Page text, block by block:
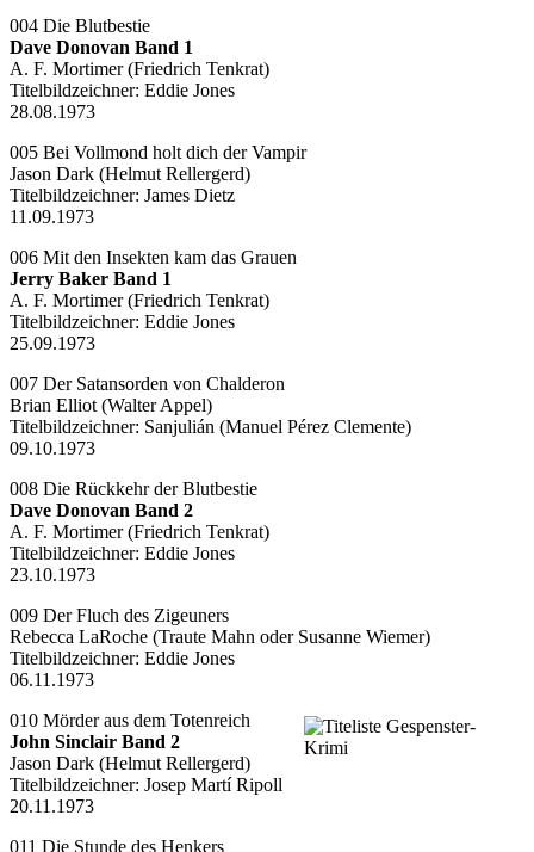
004 Die Blutbestie
Dave Donovan Band 1
A. F. Mortimer (Friedrich Tenkrat)
Titelbildzeichner: Eddie Jones
28.08.1973
005 Bei Vollmond holt dich der Vampir
Jason Dark (Helmut Rellergerd)
Titelbildzeichner: James Dietz
11.09.1973
006 Mit den Insekten kam das Grauen
Jerry Baker Band 1
A. F. Mortimer (Friedrich Tenkrat)
Titelbildzeichner: Eddie Jones
25.09.1973
007 Der Satansorden von Chalderon
Brian Elliot (Walter Appel)
Titelbildzeichner: Sanjulián (Manuel Pérez Clemente)
09.10.1973
008 Die Rückkehr der Blutbestie
Dave Donovan Band 2
A. F. Mortimer (Friedrich Tenkrat)
Titelbildzeichner: Eddie Jones
23.10.1973
009 Der Fluch des Zigeuners
Rebecca LaRoche (Traute Mahn oder Susanne Wiemer)
Titelbildzeichner: Eddie Jones
06.11.1973
010 Mörder aus dem Totenreich
John Sinclair Band 2
Jason Dark (Helmut Rellergerd)
Titelbildzeichner: Josep Martí Ripoll
20.11.1973
011 Die Stunde des Henkers